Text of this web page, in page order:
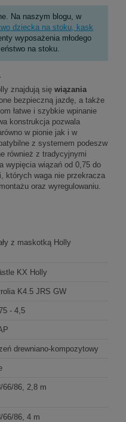
Na naszym blogu, w
dziecka na stoku, kask
wyposażenia młodego
na stoku.
znajdują się wiązania
one bezpieczną jazdę, a także
łatwe i szybkie wpinanie
konstrukcja pozwala
w pionie jak i w
z systemem podeszw
również z tradycyjnymi
wypięcia wiązań od 0,75 do
których waga nie przekracza
oraz wyregulowaniu.
z maskotką Holly
KX Holly
K4.5 JRS GW
- 4,5
drewniano-kompozytowy
66/86, 2,8 m
66/86, 4 m